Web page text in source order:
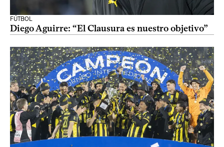
FÚTBOL
Diego Aguirre: “El Clausura es nuestro objetivo”